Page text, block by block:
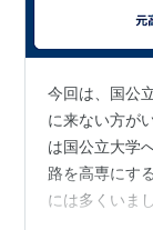
今回は、国公
に来ない方が
は国公立大学
路を高専にす
には多くいま